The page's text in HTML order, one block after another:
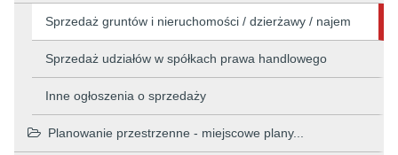
Sprzedaż gruntów i nieruchomości / dzierżawy / najem
Sprzedaż udziałów w spółkach prawa handlowego
Inne ogłoszenia o sprzedaży
Planowanie przestrzenne - miejscowe plany...